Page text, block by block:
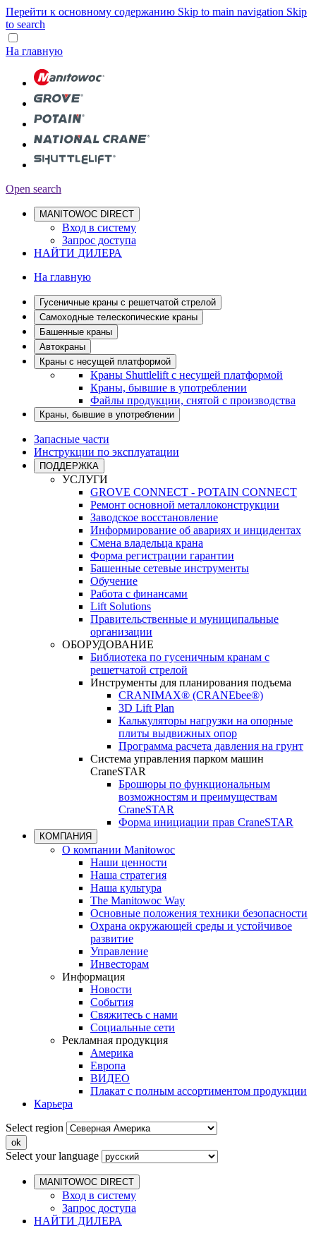
Перейти к основному содержанию Skip to main navigation Skip
to search
На главную
Open search
MANITOWOC DIRECT
Вход в систему
Запрос доступа
НАЙТИ ДИЛЕРА
На главную
Гусеничные краны с решетчатой стрелой
Самоходные телескопические краны
Башенные краны
Автокраны
Краны с несущей платформой
Краны Shuttlelift с несущей платформой
Краны, бывшие в употреблении
Файлы продукции, снятой с производства
Краны, бывшие в употреблении
Запасные части
Инструкции по эксплуатации
ПОДДЕРЖКА
УСЛУГИ
GROVE CONNECT - POTAIN CONNECT
Ремонт основной металлоконструкции
Заводское восстановление
Информирование об авариях и инцидентах
Смена владельца крана
Форма регистрации гарантии
Башенные сетевые инструменты
Обучение
Работа с финансами
Lift Solutions
Правительственные и муниципальные
организации
ОБОРУДОВАНИЕ
Библиотека по гусеничным кранам с
решетчатой стрелой
Инструменты для планирования подъема
CRANIMAX® (CRANEbee®)
3D Lift Plan
Калькуляторы нагрузки на опорные
плиты выдвижных опор
Программа расчета давления на грунт
Система управления парком машин
CraneSTAR
Брошюры по функциональным
возможностям и преимуществам
CraneSTAR
Форма инициации прав CraneSTAR
КОМПАНИЯ
О компании Manitowoc
Наши ценности
Наша стратегия
Наша культура
The Manitowoc Way
Основные положения техники безопасности
Охрана окружающей среды и устойчивое
развитие
Управление
Инвесторам
Информация
Новости
События
Свяжитесь с нами
Социальные сети
Рекламная продукция
Америка
Европа
ВИДЕО
Плакат с полным ассортиментом продукции
Карьера
Select region
Select your language
MANITOWOC DIRECT
Вход в систему
Запрос доступа
НАЙТИ ДИЛЕРА